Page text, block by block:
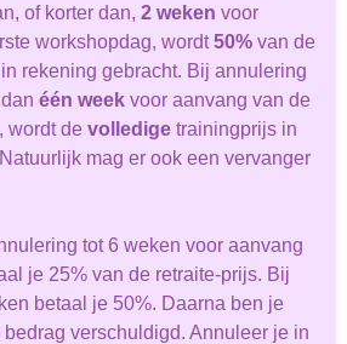
of korter dan, 2 weken voor
workshopdag, wordt50% van de
rekening gebracht. Bij annulering
één week voor aanvang van de
wordt de volledige trainingprijs in
mag er ook een vervanger
tot 6 weken voor aanvang
je 25% van de retraite-prijs. Bij
betaal je 50%. Daarna ben je
verschuldigd. Annuleer je in